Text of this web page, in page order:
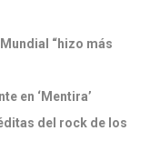
“hizo más
en ‘Mentira’
del rock de los